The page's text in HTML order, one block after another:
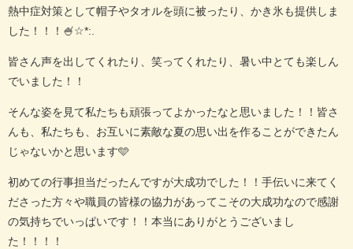
熱中症対策として帽子やタオルを頭に被ったり、かき氷も提供しま
した！！！🍧☆*:.
皆さん声を出してくれたり、笑ってくれたり、暑い中とても楽しん
でいました！！
そんな姿を見て私たちも頑張ってよかったなと思いました！！皆さ
んも、私たちも、お互いに素敵な夏の思い出を作ることができたん
じゃないかと思います🩵
初めての行事担当だったんですが大成功でした！！手伝いに来てく
ださった方々や職員の皆様の協力があってこその大成功なので感謝
の気持ちでいっぱいです！！本当にありがとうございまし
た！！！！